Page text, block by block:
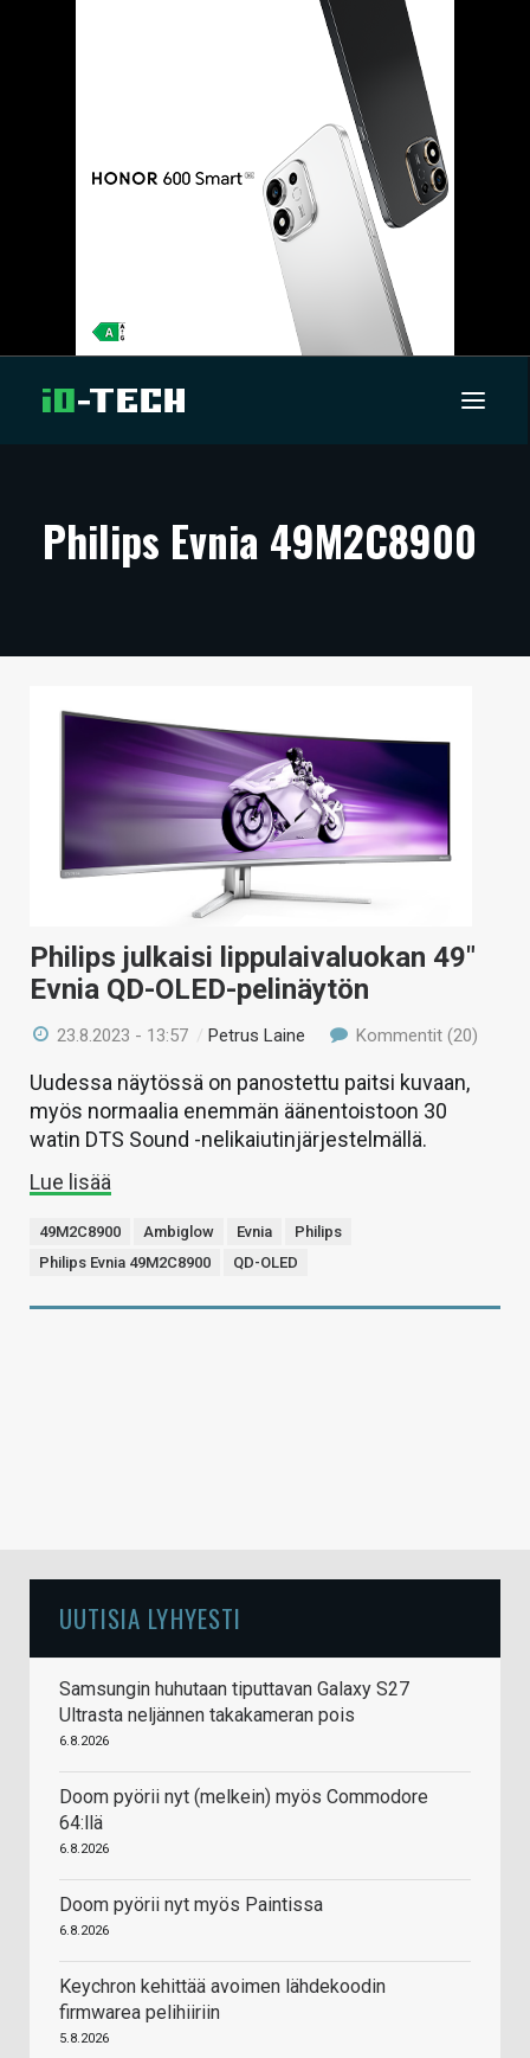
ARTIKKELIT
TECHBBS
TIETOA
VAIHDA TEEMA
HAKU
Philips Evnia 49M2C8900
Philips julkaisi lippulaivaluokan 49″
Evnia QD-OLED-pelinäytön
23.8.2023 - 13:57 /Petrus Laine Kommentit (20)
Uudessa näytössä on panostettu paitsi kuvaan,
myös normaalia enemmän äänentoistoon 30
watin DTS Sound -nelikaiutinjärjestelmällä.
Lue lisää
49M2C8900 Ambiglow Evnia
Philips
Philips Evnia 49M2C8900
QD-OLED
UUTISIA LYHYESTI
Samsungin huhutaan tiputtavan Galaxy S27
Ultrasta neljännen takakameran pois
6.8.2026
Doom pyörii nyt (melkein) myös Commodore
64:llä
6.8.2026
Doom pyörii nyt myös Paintissa
6.8.2026
Keychron kehittää avoimen lähdekoodin
firmwarea pelihiiriin
5.8.2026